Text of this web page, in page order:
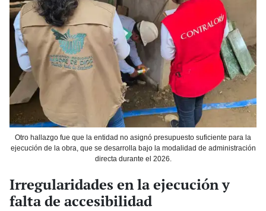
Otro hallazgo fue que la entidad no asignó presupuesto suficiente para la
ejecución de la obra, que se desarrolla bajo la modalidad de administración
directa durante el 2026.
Irregularidades en la ejecución y
falta de accesibilidad